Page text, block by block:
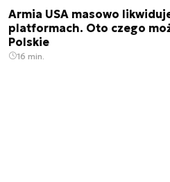
Armia USA masowo
platformach. Oto czego
Polskie
16 min.